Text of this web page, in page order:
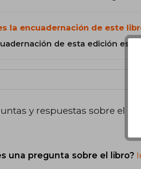
la encuadernación de este
de esta edición es
y respuestas sobre el
una pregunta sobre el libro?